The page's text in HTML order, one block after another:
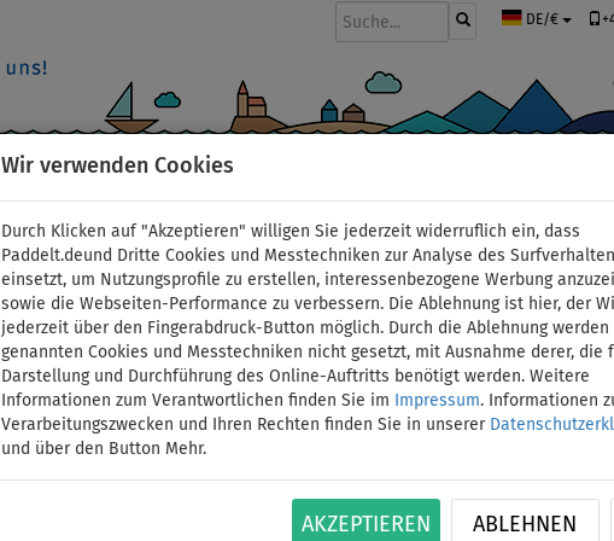
Wir verwenden Cookies
Durch Klicken auf "Akzeptieren" willigen Sie jederzeit widerruflich ein, dass
Paddelt.deund Dritte Cookies und Messtechniken zur Analyse des
einsetzt, um Nutzungsprofile zu erstellen, interessenbezogene Werbung
sowie die Webseiten-Performance zu verbessern. Die Ablehnung ist hier, der
jederzeit über den Fingerabdruck-Button möglich. Durch die Ablehnung werden
genannten Cookies und Messtechniken nicht gesetzt, mit Ausnahme derer, die
Darstellung und Durchführung des Online-Auftritts benötigt werden. Weitere
Informationen zum Verantwortlichen finden Sie im
Impressum. Informationen
Verarbeitungszwecken und Ihren Rechten finden Sie in unserer
und über den Button Mehr.
AKZEPTIEREN ABLEHNEN
DE/€
Schlauchboot
Luftboden - Set: mit
F2,6 1,9 kW